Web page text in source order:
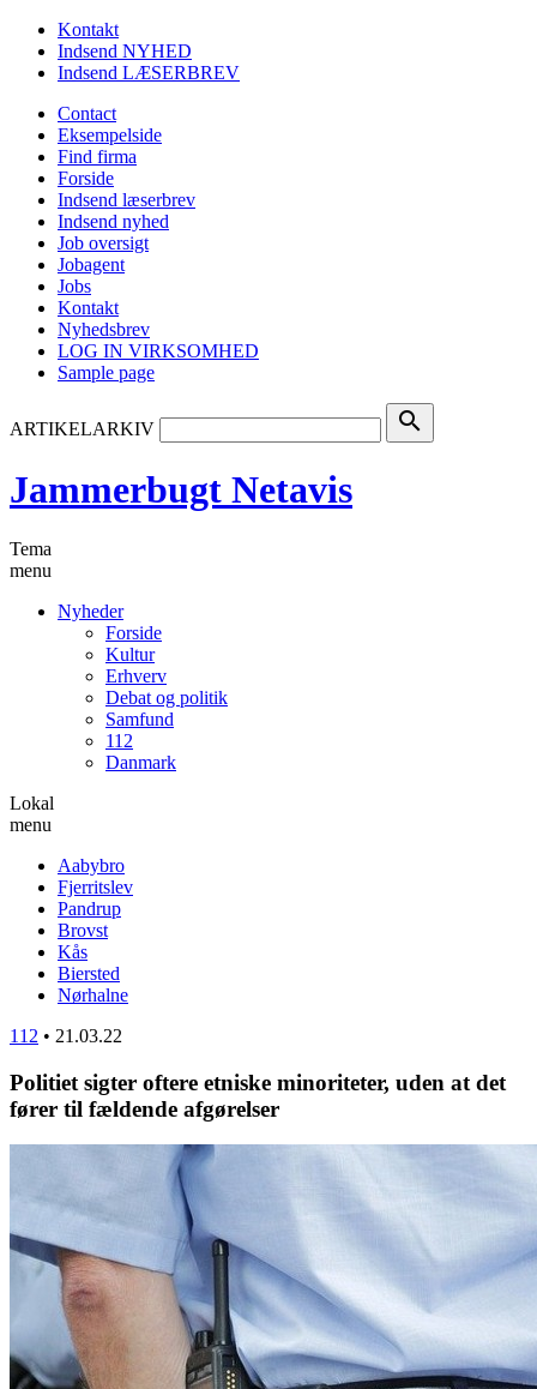
Kontakt
Indsend NYHED
Indsend LÆSERBREV
Contact
Eksempelside
Find firma
Forside
Indsend læserbrev
Indsend nyhed
Job oversigt
Jobagent
Jobs
Kontakt
Nyhedsbrev
LOG IN VIRKSOMHED
Sample page
ARTIKELARKIV search
Jammerbugt Netavis
Tema
menu
Nyheder
Forside
Kultur
Erhverv
Debat og politik
Samfund
112
Danmark
Lokal
menu
Aabybro
Fjerritslev
Pandrup
Brovst
Kås
Biersted
Nørhalne
112 • 21.03.22
Politiet sigter oftere etniske minoriteter, uden at det
fører til fældende afgørelser